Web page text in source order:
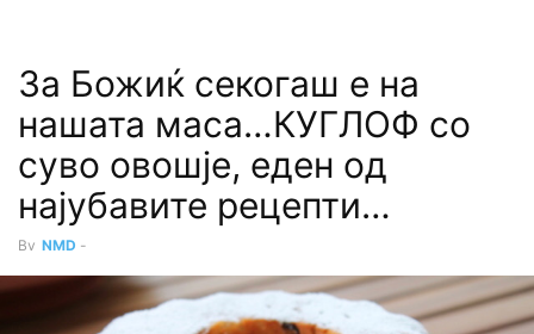
За Божиќ секогаш е на
нашата маса…КУГЛОФ со
суво овошје, еден од
најубавите рецепти…
By NMD -